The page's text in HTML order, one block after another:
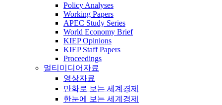
Policy Analyses
Working Papers
APEC Study Series
World Economy Brief
KIEP Opinions
KIEP Staff Papers
Proceedings
멀티미디어자료
영상자료
만화로 보는 세계경제
한눈에 보는 세계경제